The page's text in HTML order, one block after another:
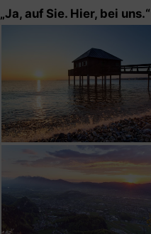
„Ja, auf Sie. Hier, bei uns.“